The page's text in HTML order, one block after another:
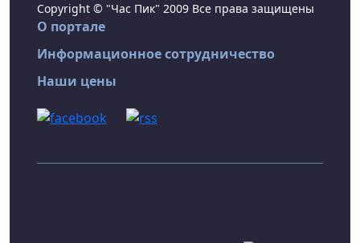
Copyright © "Час Пик" 2009 Все права защищены
О портале
Информационное сотрудничество
Наши цены